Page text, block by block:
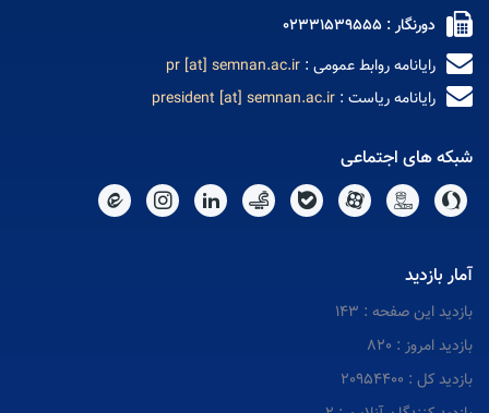
دورنگار : 02331539555
رایانامه روابط عمومی : pr [at] semnan.ac.ir
رایانامه ریاست : president [at] semnan.ac.ir
شبکه های اجتماعی
آمار بازدید
بازدید این صفحه : 143
بازدید امروز : 820
بازدید کل : 20954400